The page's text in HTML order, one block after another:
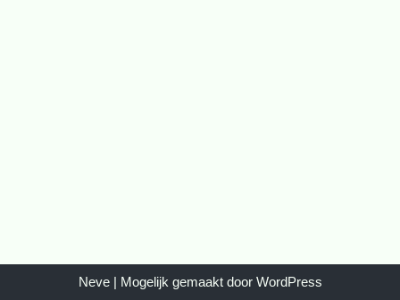
Neve| Mogelijk gemaakt door WordPress